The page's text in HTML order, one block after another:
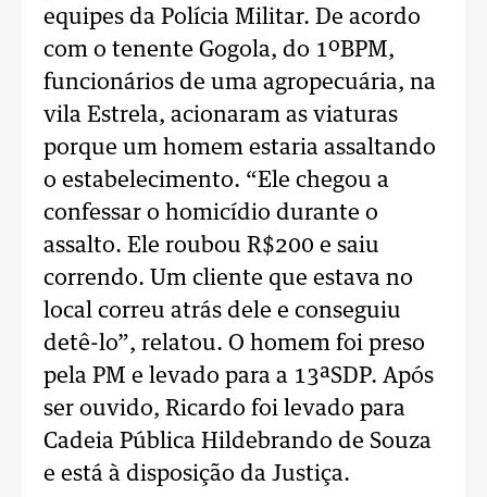
equipes da Polícia Militar. De acordo
com o tenente Gogola, do 1ºBPM,
funcionários de uma agropecuária, na
vila Estrela, acionaram as viaturas
porque um homem estaria assaltando
o estabelecimento. “Ele chegou a
confessar o homicídio durante o
assalto. Ele roubou R$200 e saiu
correndo. Um cliente que estava no
local correu atrás dele e conseguiu
detê-lo”, relatou. O homem foi preso
pela PM e levado para a 13ªSDP. Após
ser ouvido, Ricardo foi levado para
Cadeia Pública Hildebrando de Souza
e está à disposição da Justiça.